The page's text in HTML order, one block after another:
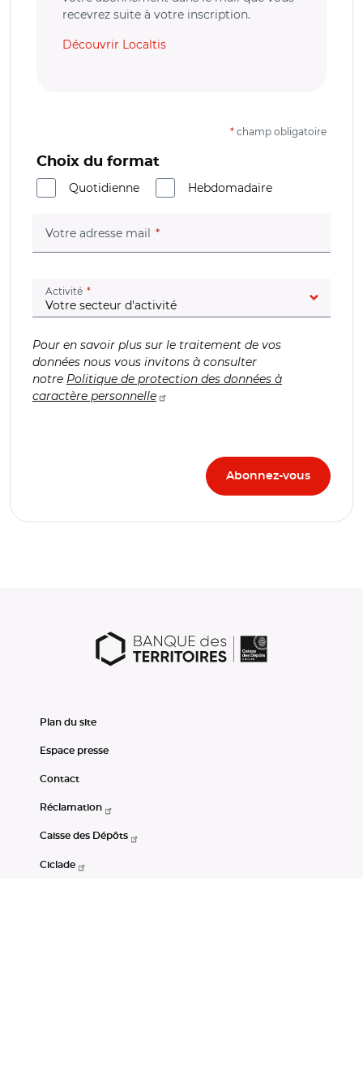
recevrez suite à votre inscription.
Découvrir Localtis
* champ obligatoire
Choix du format
Quotidienne
Hebdomadaire
Votre adresse mail (champ obligatoire)
Activité (champ obligatoire)
Pour en savoir plus sur le traitement de vos
données nous vous invitons à consulter
notre Politique de protection des données à
caractère personnelle
Plan du site
Espace presse
Contact
Réclamation
Caisse des Dépôts
Ciclade